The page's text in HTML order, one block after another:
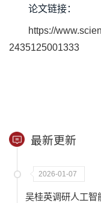
论文链接：
https://
2435125001333
最新更新
2026-01-07
吴桂英调研人工智